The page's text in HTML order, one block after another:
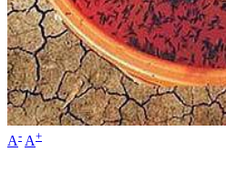
A- A+